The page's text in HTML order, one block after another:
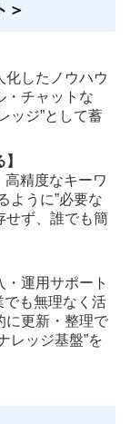
＞
化したノウハウ
・チャットな
ッジ”として蓄
精度なキーワ
ように”必要な
せず、誰でも簡
運用サポート
でも無理なく活
に更新・整理で
レッジ基盤”を